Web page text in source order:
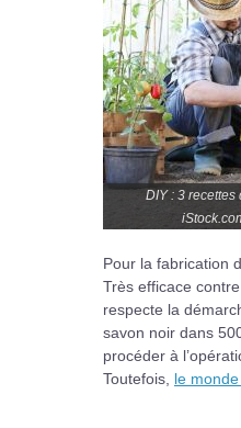
DIY : 3 recettes
Pour la fabrication
Très efficace
respecte la
savon noir dans
procéder à
Toutefois, le